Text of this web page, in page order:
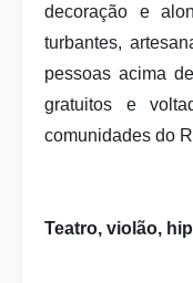
decoração e
turbantes,
pessoas acima
gratuitos e
comunidades do
Teatro, violão,